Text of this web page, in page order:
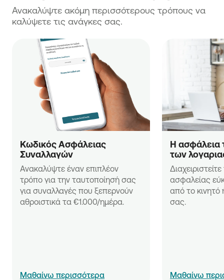
Ανακαλύψτε ακόμη περισσότερους τρόπους να
καλύψετε τις ανάγκες σας.
Κωδικός Ασφάλειας
Συναλλαγών
Ανακαλύψτε έναν επιπλέον
τρόπο για την ταυτοποίησή σας
για συναλλαγές που ξεπερνούν
αθροιστικά τα €1.000/ημέρα.
Μαθαίνω περισσότερα
H ασφάλεια
των
ασφαλείας
από το κινητό
σας.
Μαθαίνω